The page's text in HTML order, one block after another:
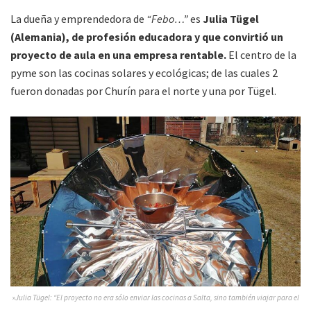
La dueña y emprendedora de “Febo…”es Julia Tügel
(Alemania), de profesión educadora y que convirtió un
proyecto de aula en una empresa rentable. El centro de la
pyme son las cocinas solares y ecológicas; de las cuales 2
fueron donadas por Churín para el norte y una por Tügel.
»Julia Tügel: “El proyecto no era sólo enviar las cocinas a Salta, sino también viajar para el